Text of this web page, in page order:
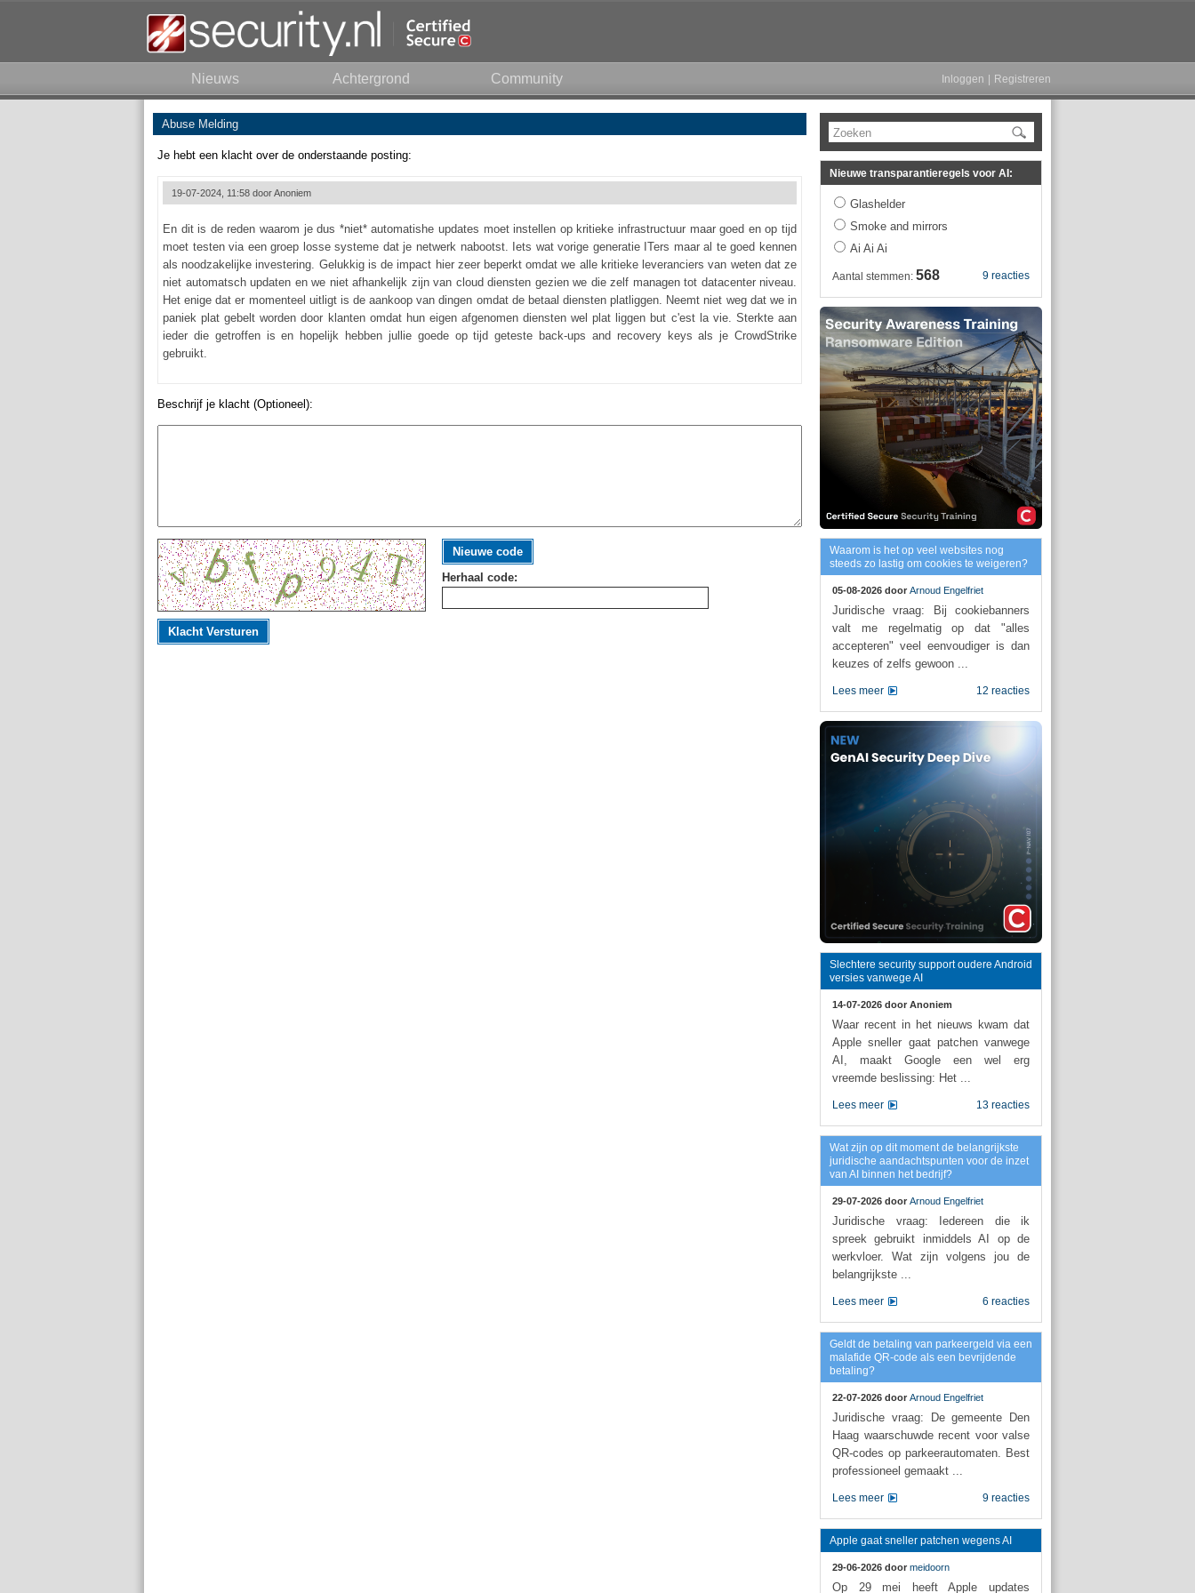
Nieuws Achtergrond Community Inloggen Registreren
Abuse Melding
Je hebt een klacht over de onderstaande posting:
19-07-2024, 11:58 doorAnoniem
En dit is de reden waarom je dus *niet* automatishe updates moet instellen op kritieke infrastructuur maar goed en op tijd
moet testen via een groep losse systeme dat je netwerk nabootst. Iets wat vorige generatie ITers maar al te goed kennen
als noodzakelijke investering. Gelukkig is de impact hier zeer beperkt omdat we alle kritieke leveranciers van weten dat ze
niet automatsch updaten en we niet afhankelijk zijn van cloud diensten gezien we die zelf managen tot datacenter niveau.
Het enige dat er momenteel uitligt is de aankoop van dingen omdat de betaal diensten platliggen. Neemt niet weg dat we in
paniek plat gebelt worden door klanten omdat hun eigen afgenomen diensten wel plat liggen but c'est la vie. Sterkte aan
ieder die getroffen is en hopelijk hebben jullie goede op tijd geteste back-ups and recovery keys als je CrowdStrike
gebruikt.
Beschrijf je klacht (Optioneel):
Nieuwe code
Herhaal code:
Klacht Versturen
Zoeken
Nieuwe transparantieregels voor AI:
Glashelder
Smoke and mirrors
Ai Ai Ai
9 reacties
Aantal stemmen: 568
Waarom is het op veel websites nog
steeds zo lastig om cookies te weigeren?
05-08-2026 door Arnoud Engelfriet
Juridische vraag: Bij cookiebanners
valt me regelmatig op dat "alles
accepteren" veel eenvoudiger is dan
keuzes of zelfs gewoon ...
12 reacties
Lees meer
Slechtere security support oudere Android
versies vanwege AI
14-07-2026 door Anoniem
Waar recent in het nieuws kwam dat
Apple sneller gaat patchen vanwege
AI, maakt Google een wel erg
vreemde beslissing: Het ...
13 reacties
Lees meer
Wat zijn op dit moment de belangrijkste
juridische aandachtspunten voor de inzet
van AI binnen het bedrijf?
29-07-2026 door Arnoud Engelfriet
Juridische vraag: Iedereen die ik
spreek gebruikt inmiddels AI op de
werkvloer. Wat zijn volgens jou de
belangrijkste ...
6 reacties
Lees meer
Geldt de betaling van parkeergeld via een
malafide QR-code als een bevrijdende
betaling?
22-07-2026 door Arnoud Engelfriet
Juridische vraag: De gemeente Den
Haag waarschuwde recent voor valse
QR-codes op parkeerautomaten. Best
professioneel gemaakt ...
9 reacties
Lees meer
Apple gaat sneller patchen wegens AI
29-06-2026 door meidoorn
Op 29 mei heeft Apple updates